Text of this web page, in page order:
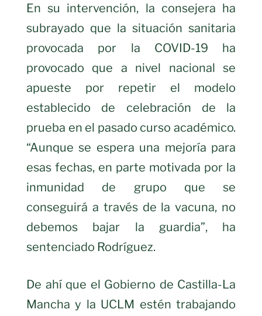
En su intervención, la consejera ha
subrayado que la situación sanitaria
provocada por la COVID-19 ha
provocado que a nivel nacional se
apueste por repetir el modelo
establecido de celebración de la
prueba en el pasado curso académico.
“Aunque se espera una mejoría para
esas fechas, en parte motivada por la
inmunidad de grupo que se
conseguirá a través de la vacuna, no
debemos bajar la guardia”, ha
sentenciado Rodríguez.
De ahí que el Gobierno de Castilla-La
Mancha y la UCLM estén trabajando